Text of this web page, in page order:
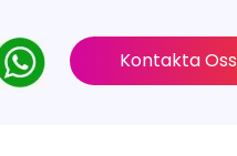
Kontakta Oss